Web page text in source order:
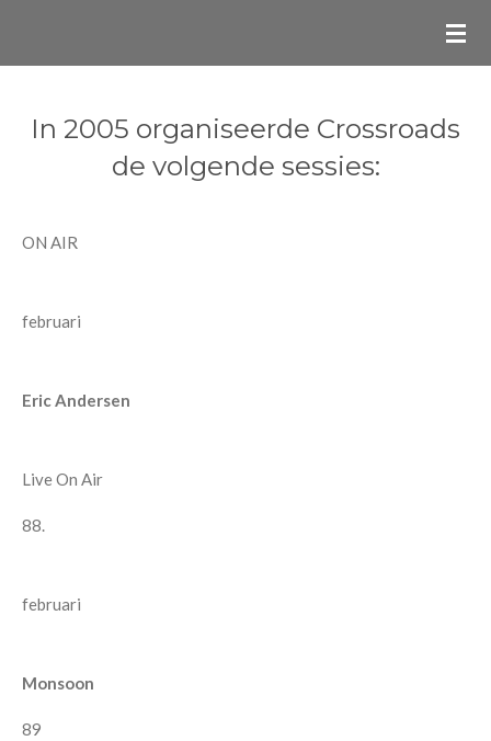
hoofdinhoud
In 2005 organiseerde Crossroads
de volgende sessies:
ON AIR
februari
Eric Andersen
Live On Air
88.
februari
Monsoon
89